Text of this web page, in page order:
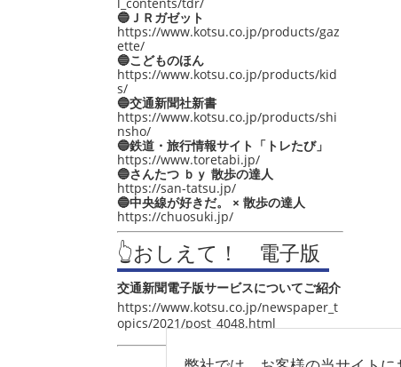
🔵ＪＲガゼット
https://www.kotsu.co.jp/products/gaz
ette/
🔵こどものほん
https://www.kotsu.co.jp/products/kid
s/
🔵交通新聞社新書
https://www.kotsu.co.jp/products/shi
nsho/
🔵鉄道・旅行情報サイト「トレたび」
https://www.toretabi.jp/
🔵さんたつ ｂｙ 散歩の達人
https://san-tatsu.jp/
🔵中央線が好きだ。 × 散歩の達人
https://chuosuki.jp/
👆おしえて！ 電子版
交通新聞電子版サービスについてご紹介
https://www.kotsu.co.jp/newspaper_t
opics/2021/post_4048.html